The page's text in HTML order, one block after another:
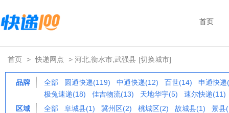
首页
首页 > 快递网点 > 河北,衡水市,武强县 [切换城市]
品牌 全部 圆通快递(119) 中通快递(12) 百世(14)
申通快递
极兔速递(18)
佳吉物流(13) 天地华宇(5)
速尔快递(11)
区域
全部 阜城县(1) 冀州区(2) 桃城区(2) 故城县(1)
景县